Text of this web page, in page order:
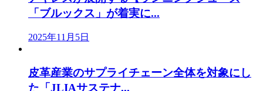
「ブルックス」が着実に...
2025年11月5日
皮革産業のサプライチェーン全体を対象にし
た「JLIAサステナ...